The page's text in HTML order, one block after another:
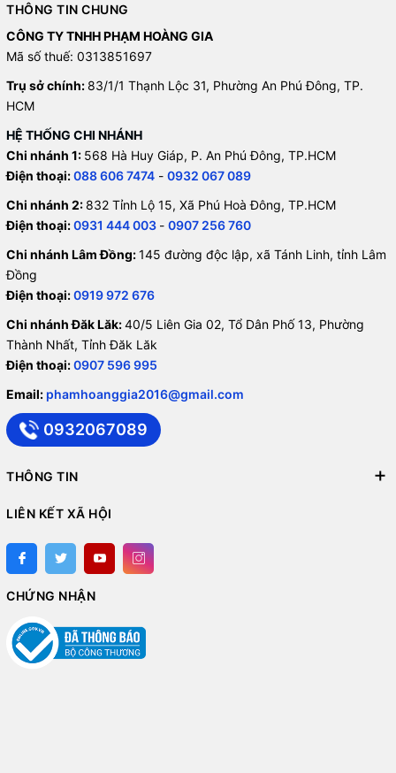
THÔNG TIN CHUNG
CÔNG TY TNHH PHẠM HOÀNG GIA
Mã số thuế: 0313851697
Trụ sở chính: 83/1/1 Thạnh Lộc 31, Phường An Phú Đông, TP.
HCM
HỆ THỐNG CHI NHÁNH
Chi nhánh 1: 568 Hà Huy Giáp, P. An Phú Đông, TP.HCM
Điện thoại:088 606 7474 - 0932 067 089
Chi nhánh 2: 832 Tỉnh Lộ 15, Xã Phú Hoà Đông, TP.HCM
Điện thoại:0931 444 003 - 0907 256 760
Chi nhánh Lâm Đồng:145 đường độc lập, xã Tánh Linh, tỉnh Lâm
Đồng
Điện thoại:0919 972 676
Chi nhánh Đăk Lăk:40/5 Liên Gia 02, Tổ Dân Phố 13, Phường
Thành Nhất, Tỉnh Đăk Lăk
Điện thoại:0907 596 995
Email: phamhoanggia2016@gmail.com
0932067089
THÔNG TIN
LIÊN KẾT XÃ HỘI
CHỨNG NHẬN